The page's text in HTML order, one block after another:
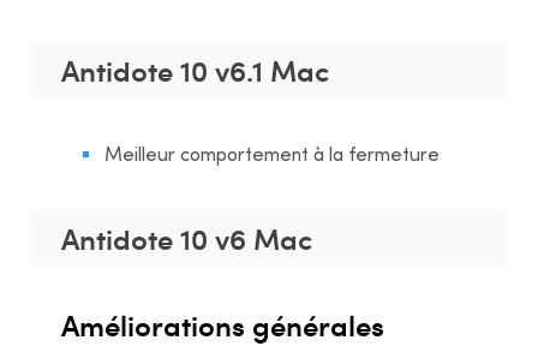
Antidote 10 v6.1 Mac
Meilleur comportement à la fermeture
Antidote 10 v6 Mac
Améliorations générales